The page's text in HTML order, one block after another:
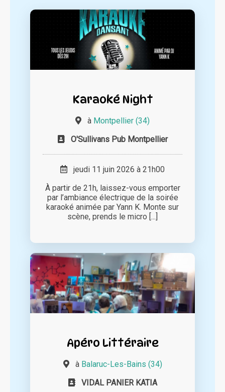
Karaoké Night
à Montpellier (34)
O'Sullivans Pub Montpellier
jeudi 11 juin 2026 à 21h00
À partir de 21h, laissez-vous emporter
par l’ambiance électrique de la soirée
karaoké animée par Yann K. Monte sur
scène, prends le micro [...]
Apéro Littéraire
à Balaruc-Les-Bains (34)
VIDAL PANIER KATIA